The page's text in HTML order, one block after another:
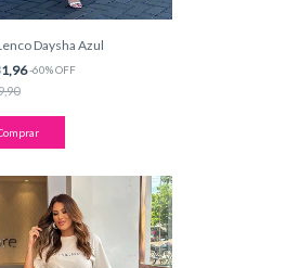
Daysha Azul
-60%OFF